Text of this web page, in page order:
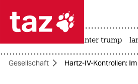
 taz zahl ich
taz zahl ich
usa unter trump
Gesellschaft Hartz-IV-Kontrollen: